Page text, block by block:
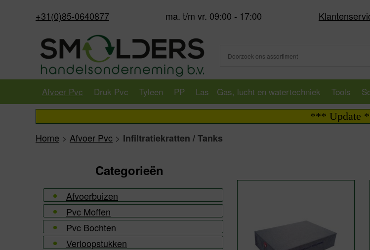
+31(0)85-0640877 ma. t/m vr. 09:00 - 17:00
Afvoer Pvc Druk Pvc Tyleen PP Las Gas, lucht en watertechniek Tools
*** Update *** | | Wij
Home > Afvoer Pvc > Infiltratiekratten / Tanks
Categorieën
Afvoerbuizen
Pvc Moffen
Pvc Bochten
Verloopstukken